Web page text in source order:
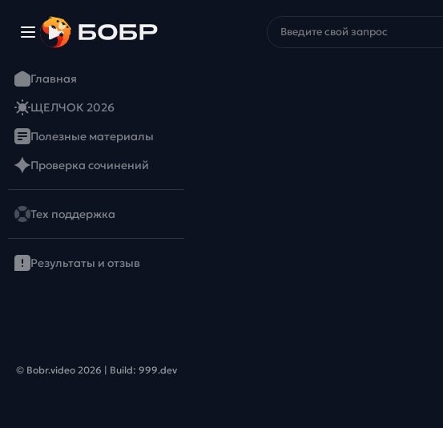
Главная
ЩЕЛЧОК 2026
Полезные материалы
Проверка сочинений
Тех поддержка
Результаты и отзыв
© Bobr.video 2026 | Build: 999.dev